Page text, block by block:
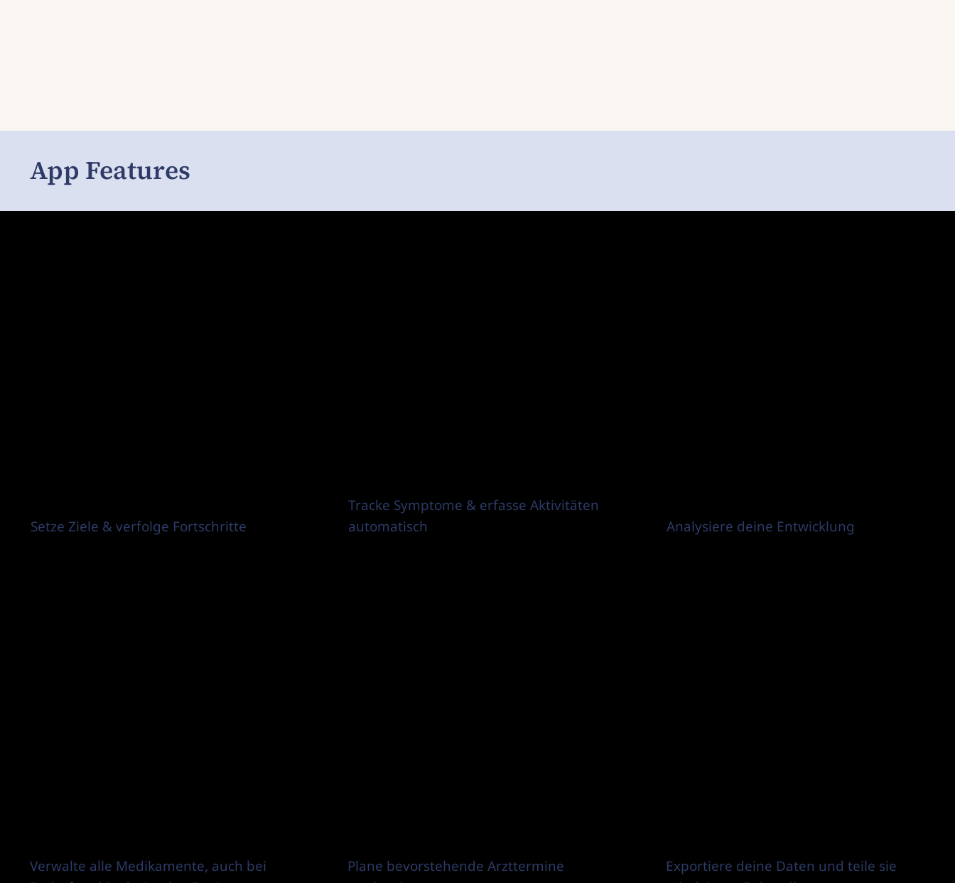
Verwalte alle Medikamente, auch bei
Plane bevorstehende Arzttermine
Exportiere deine Daten und teile sie
Setze Ziele & verfolge Fortschritte
Tracke Symptome & erfasse Aktivitäten
automatisch
Analysiere deine Entwicklung
App Features